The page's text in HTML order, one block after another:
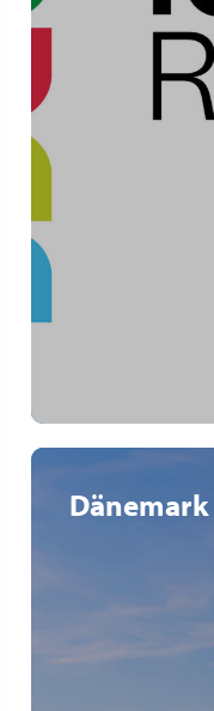
Dänemark